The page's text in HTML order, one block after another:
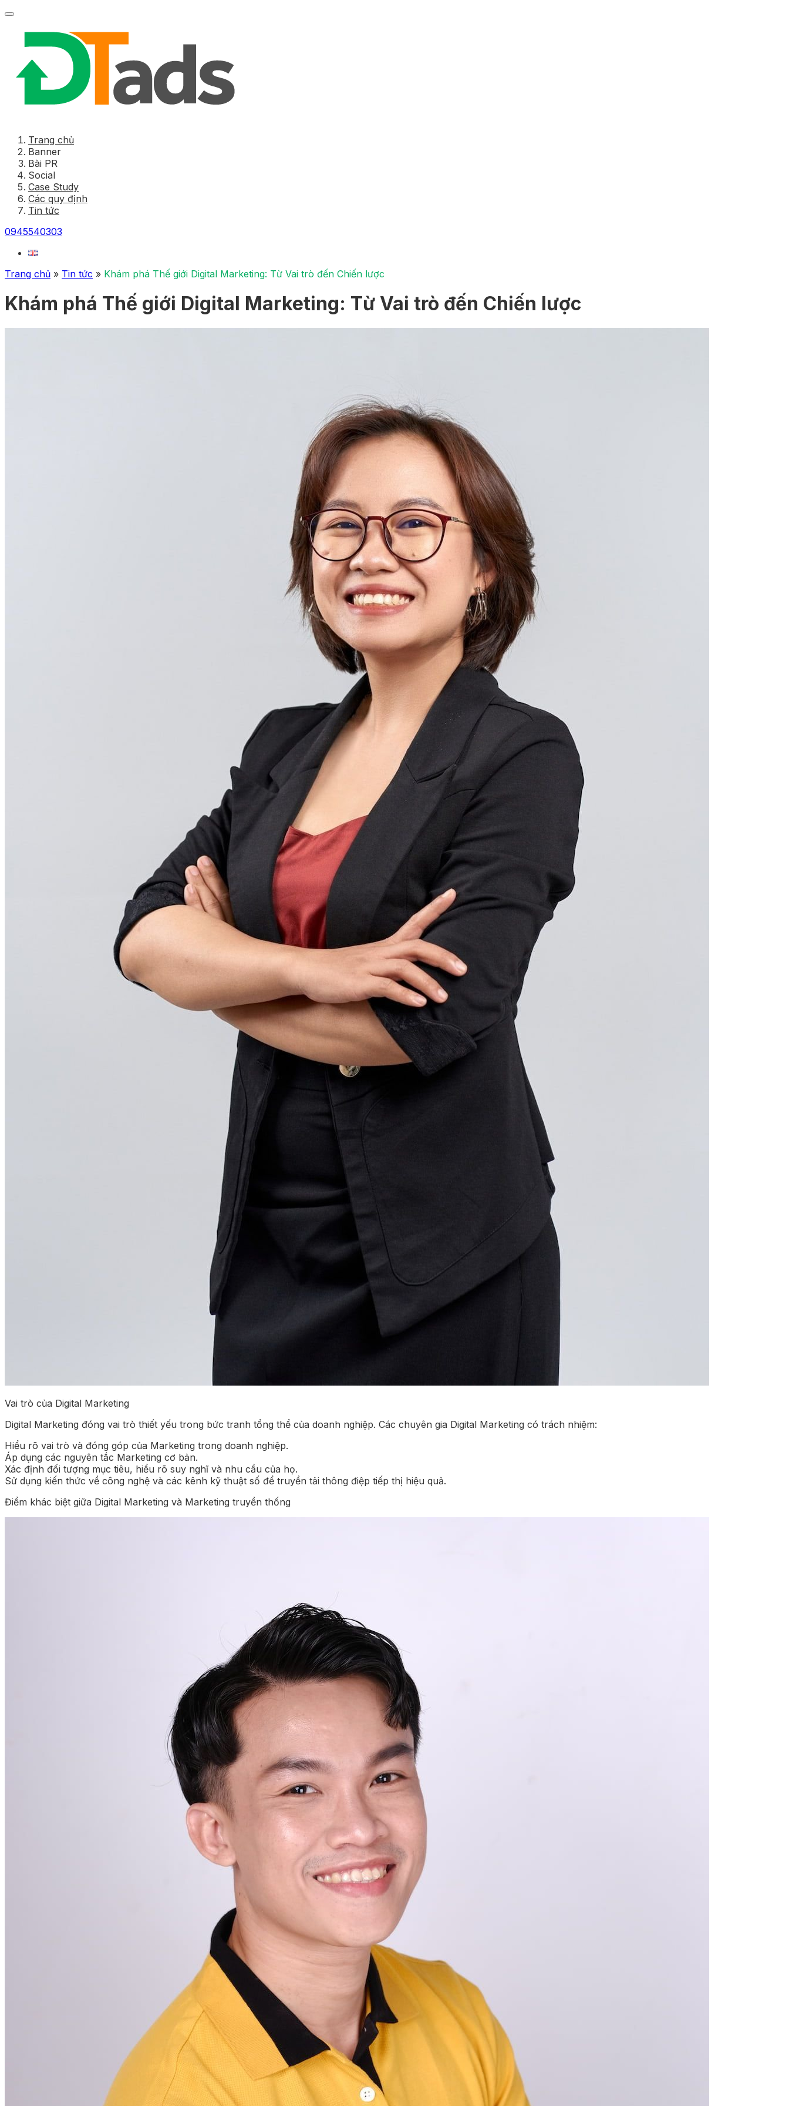
Trang chủ
Banner
Bài PR
Social
Case Study
Các quy định
Tin tức
0945540303
Trang chủ » Tin tức » Khám phá Thế giới Digital Marketing: Từ Vai trò đến Chiến lược
Khám phá Thế giới Digital Marketing: Từ Vai trò đến Chiến lược
Vai trò của Digital Marketing
Digital Marketing đóng vai trò thiết yếu trong bức tranh tổng thể của doanh nghiệp. Các chuyên gia Digital Marketing có trách nhiệm:
Hiểu rõ vai trò và đóng góp của Marketing trong doanh nghiệp.
Áp dụng các nguyên tắc Marketing cơ bản.
Xác định đối tượng mục tiêu, hiểu rõ suy nghĩ và nhu cầu của họ.
Sử dụng kiến thức về công nghệ và các kênh kỹ thuật số để truyền tải thông điệp tiếp thị hiệu quả.
Điểm khác biệt giữa Digital Marketing và Marketing truyền thống